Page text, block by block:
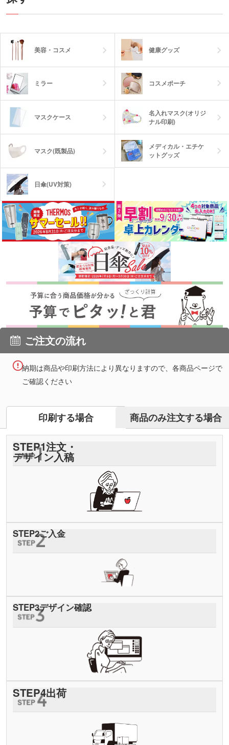
美容・コスメ 健康グッズ
ミラー コスメポーチ
マスクケース
名入れマスク(オリジ
ナル印刷)
マスク(既製品)
メディカル・エチケ
ットグッズ
日傘(UV対策)
ご注文の流れ
納期は商品や印刷方法により異なりますので、各商品ページで
ご確認ください
印刷する場合 商品のみ注文する場合
STEP1注文・
デザイン入稿
STEP2ご入金
STEP3デザイン確認
STEP4出荷